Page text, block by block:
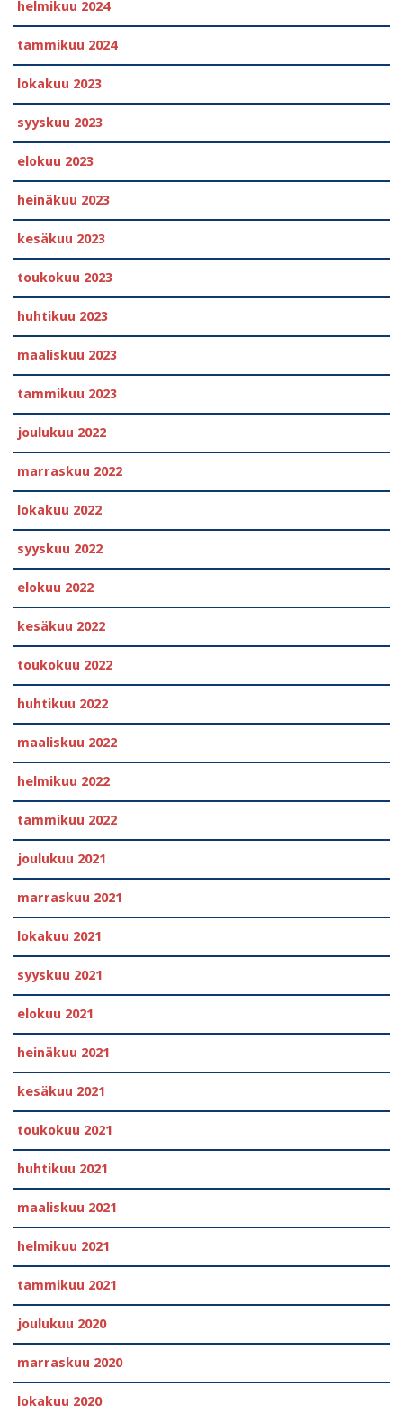
helmikuu 2024
tammikuu 2024
lokakuu 2023
syyskuu 2023
elokuu 2023
heinäkuu 2023
kesäkuu 2023
toukokuu 2023
huhtikuu 2023
maaliskuu 2023
tammikuu 2023
joulukuu 2022
marraskuu 2022
lokakuu 2022
syyskuu 2022
elokuu 2022
kesäkuu 2022
toukokuu 2022
huhtikuu 2022
maaliskuu 2022
helmikuu 2022
tammikuu 2022
joulukuu 2021
marraskuu 2021
lokakuu 2021
syyskuu 2021
elokuu 2021
heinäkuu 2021
kesäkuu 2021
toukokuu 2021
huhtikuu 2021
maaliskuu 2021
helmikuu 2021
tammikuu 2021
joulukuu 2020
marraskuu 2020
lokakuu 2020